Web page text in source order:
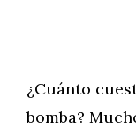
¿Cuánto
bomba?